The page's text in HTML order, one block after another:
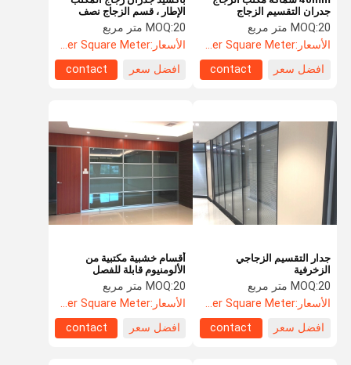
جدران التقسيم الزجاج
المقسى
MOQ:20 متر مربع
الأسعار:US$52.60 Per Square Meter
افضل سعر
contact
الإطار ، قسم الزجاج نصف
الارتفاع
MOQ:20 متر مربع
الأسعار:US$52.60 Per Square Meter
افضل سعر
contact
جدار التقسيم الزجاجي
الزخرفية
MOQ:20 متر مربع
الأسعار:US$52.60 Per Square Meter
افضل سعر
contact
أقسام خشبية مكتبية من
الألومنيوم قابلة للفصل
MOQ:20 متر مربع
الأسعار:US$52.60 Per Square Meter
افضل سعر
contact